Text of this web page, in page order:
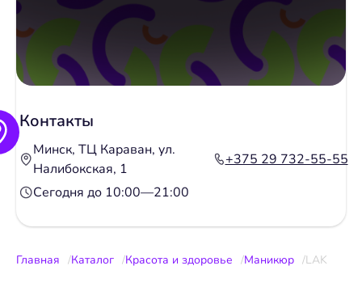
Контакты
Минск, ТЦ Караван, ул.
Налибокская, 1
+375 29 732-55-55
Сегодня до 10:00—21:00
Главная Каталог Красота и здоровье Маникюр LAK